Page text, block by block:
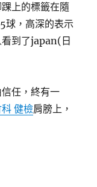
上的標籤在隨
球，高深的表示
到了japan(日
任，終有一
健檢肩膀上，